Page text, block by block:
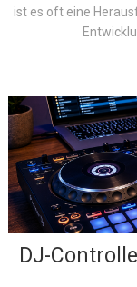
ist es oft eine
DJ-